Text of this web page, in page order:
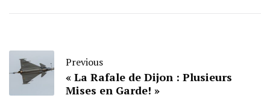
Previous
« La Rafale de Dijon : Plusieurs
Mises en Garde! »